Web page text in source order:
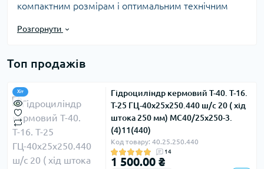
компактним розмірам і оптимальним технічним
керма навіть при підвищених навантаженнях.
Характеристики:
Діаметр штока: 25 мм
Хід штока: 250 мм
Тип кріплення: Вухо – Вухо
Робочий тиск: до 16 МПа
Переваги:
Розгорнути
Топ продажів
Хіт
Гідроциліндр кермовий Т-40. Т-16.
Т-25 ГЦ-40х25х250.440 ш/с 20 ( хід
штока 250 мм) МС40/25х250-3.
(4)11(440)
Код товару: 40.25.250.440
14
1 500.00 ₴